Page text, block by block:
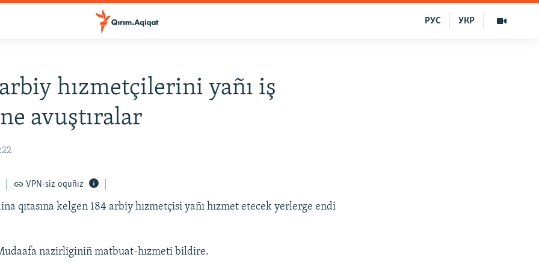
УКР
РУС
arbiy hızmetçilerini yañı iş
avuştıralar
VPN-siz oquñız
qıtasına kelgen 184 arbiy hızmetçisi yañı hızmet etecek yerlerge endi
nazirliginiñ matbuat-hızmeti bildire.